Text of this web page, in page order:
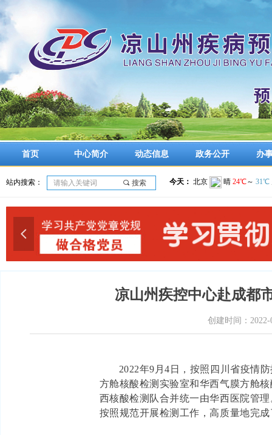
首页 中心简介 动态信息 政务公开 办
끠 搜索
站内搜索：
넳
凉山州疾控中心赴成都
创建时间： 2022-
2022年9月4日，按照四川省疫情
方舱核酸检测实验室和华西气膜方舱
西核酸检测队合并统一由华西医院管
按照规范开展检测工作，高质量地完